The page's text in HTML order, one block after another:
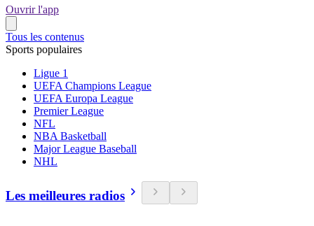
Ouvrir l'app
Tous les contenus
Sports populaires
Ligue 1
UEFA Champions League
UEFA Europa League
Premier League
NFL
NBA Basketball
Major League Baseball
NHL
Les meilleures radios